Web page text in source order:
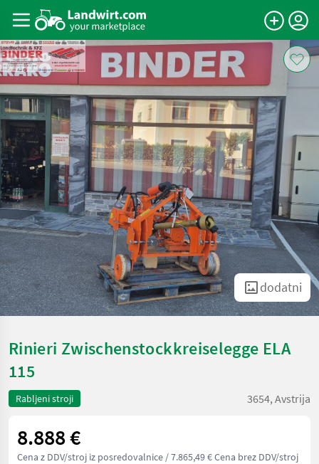
dodatni
Rinieri Zwischenstockkreiselegge ELA
115
Rabljeni stroji 3654, Avstrija
8.888 €
Cena z DDV/stroj iz posredovalnice / 7.865,49 € Cena brez DDV/stroj